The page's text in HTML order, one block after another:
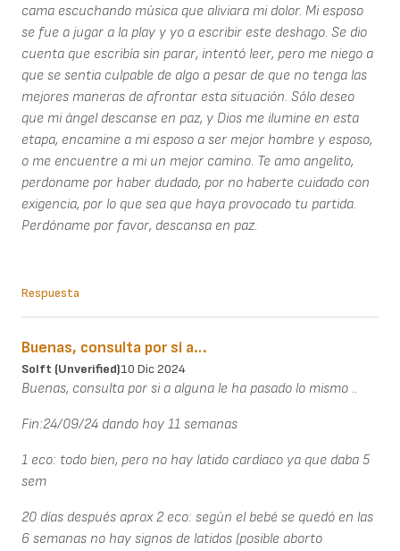
cama escuchando música que aliviara mi dolor. Mi esposo
se fue a jugar a la play y yo a escribir este deshago. Se dio
cuenta que escribía sin parar, intentó leer, pero me niego a
que se sentia culpable de algo a pesar de que no tenga las
mejores maneras de afrontar esta situación. Sólo deseo
que mi ángel descanse en paz, y Dios me ilumine en esta
etapa, encamine a mi esposo a ser mejor hombre y esposo,
o me encuentre a mi un mejor camino. Te amo angelito,
perdoname por haber dudado, por no haberte cuidado con
exigencia, por lo que sea que haya provocado tu partida.
Perdóname por favor, descansa en paz.
Respuesta
Buenas, consulta por si a…
Solft (unverified)10 Dic 2024
Buenas, consulta por si a alguna le ha pasado lo mismo ..
Fin:24/09/24 dando hoy 11 semanas
1 eco: todo bien, pero no hay latido cardíaco ya que daba 5
sem
20 días después aprox 2 eco: según el bebé se quedó en las
6 semanas no hay signos de latidos (posible aborto